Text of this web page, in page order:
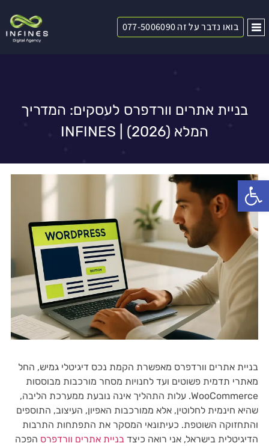
פתח סרגל נגישות
בואו נדבר על זה 077-5006090
בניית אתרים וורדפרס לעסקים: המדריך
המלא (2026) | INFINES
בניית אתרים וורדפרס מאפשרת הקמת נכס דיגיטלי גמיש, החל
מאתרי תדמית פשוטים ועד לחנויות מסחר מורכבות מבוססות
WooCommerce. עלות התהליך אינה נובעת ממערכת הליבה,
שהיא חינמית לחלוטין, אלא ממורכבות האפיון, העיצוב, התוספים
והתחזוקה השוטפת. כעיתונאי המסקר את התפתחות התרבות
הדיגיטלית בישראל, אני רואה כיצד בניית אתרים וורדפרס הפכה